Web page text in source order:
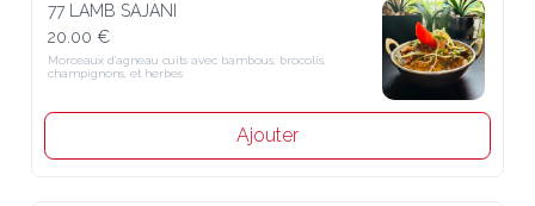
77 LAMB SAJANI
20.00 €
Morceaux d’agneau cuits avec bambous, brocolis,
champignons, et herbes
Ajouter